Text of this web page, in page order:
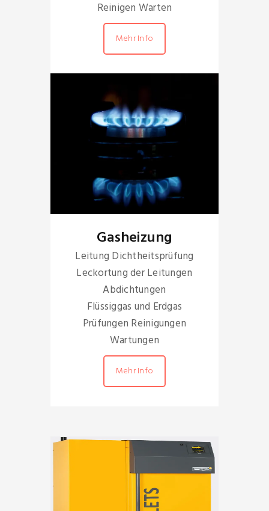
Reinigen Warten
Mehr Info
Gasheizung
Leitung Dichtheitsprüfung
Leckortung der Leitungen
Abdichtungen
Flüssiggas und Erdgas
Prüfungen Reinigungen
Wartungen
Mehr Info